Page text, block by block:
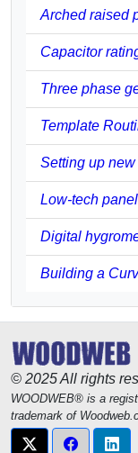
Arched raised
Capacitor
Three phase
Template
Setting up
Low-tech
Digital
Building a
© 2025 All rights
WOODWEB® is a
trademark of